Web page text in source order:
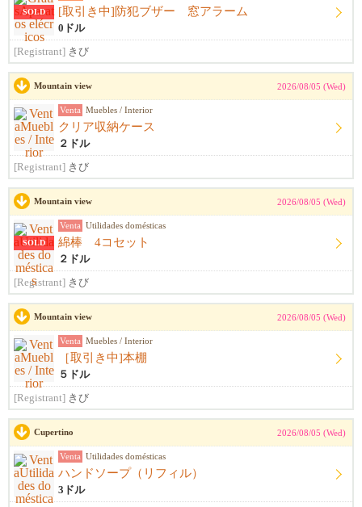
SOLD [取引き中]防犯ブザー 窓アラーム
0ドル
[Registrant] きび
Mountain view 2026/08/05 (Wed)
Venta Muebles / Interior
クリア収納ケース
２ドル
[Registrant] きび
Mountain view 2026/08/05 (Wed)
SOLD
Venta Utilidades domésticas
綿棒 4コセット
２ドル
[Registrant] きび
Mountain view 2026/08/05 (Wed)
Venta Muebles / Interior
［取引き中]本棚
５ドル
[Registrant] きび
Cupertino 2026/08/05 (Wed)
Venta Utilidades domésticas
ハンドソープ（リフィル）
3ドル